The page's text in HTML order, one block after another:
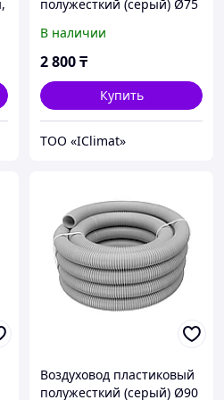
полужесткий (серый) Ø75
м
В наличии
2 800₸
Купить
ТОО «IClimat»
Воздуховод пластиковый
полужесткий (серый) Ø90